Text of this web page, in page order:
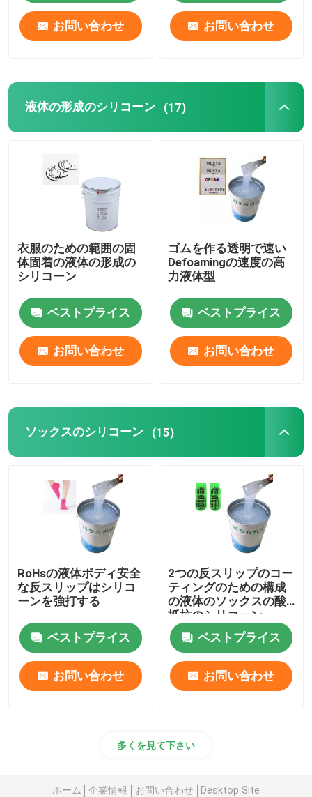
お問い合わせ お問い合わせ
液体の形成のシリコーン (17)
衣服のための範囲の固
体固着の液体の形成の
シリコーン
ベストプライス
お問い合わせ
ゴムを作る透明で速い
Defoamingの速度の高
力液体型
ベストプライス
お問い合わせ
ソックスのシリコーン (15)
RoHsの液体ボディ安全
な反スリップはシリコ
ーンを強打する
ベストプライス
お問い合わせ
2つの反スリップのコー
ティングのための構成
の液体のソックスの酸
抵抗のシリコーン
ベストプライス
お問い合わせ
多くを見て下さい
ホーム 企業情報 お問い合わせ Desktop Site